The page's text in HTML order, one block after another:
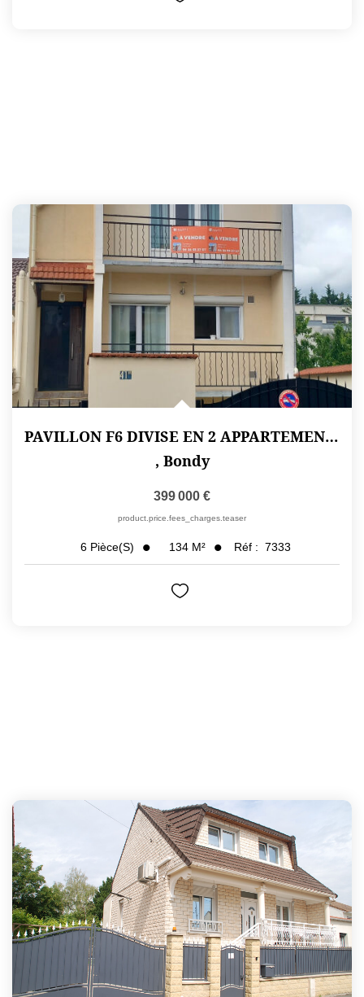
PAVILLON F6 DIVISE EN 2 APPARTEMENTS DONT UN DUPLEX EN...
, Bondy
399 000 €
product.price.fees_charges.teaser
6 Pièce(s) 134 M² Réf : 7333